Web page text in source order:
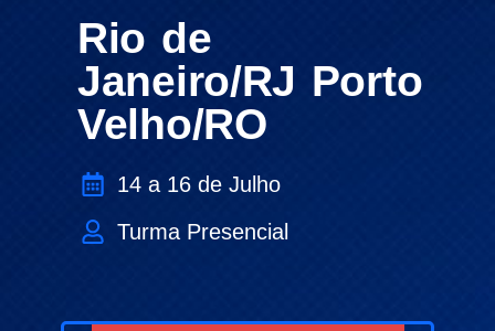
Rio de
Janeiro/RJ Porto
Velho/RO
14 a 16 de Julho
Turma Presencial